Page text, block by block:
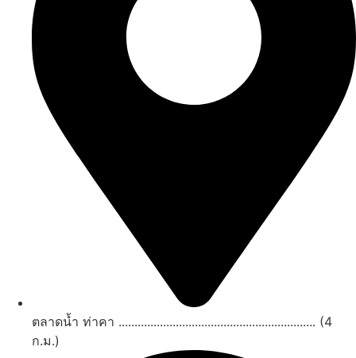
ตลาดน้ำ ท่าคา .............................................................. (4
ก.ม.)